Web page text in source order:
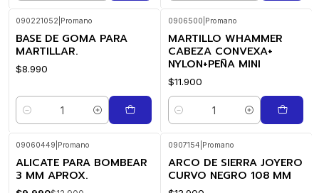
090221052 Promano
BASE DE GOMA PARA
MARTILLAR.
$8.990
Cantidad
0906500 Promano
MARTILLO WHAMMER
CABEZA CONVEXA+
NYLON+PEÑA MINI
$11.900
Cantidad
-23%
OFF
09060449 Promano
ALICATE PARA BOMBEAR
3 MM APROX.
0907154 Promano
ARCO DE SIERRA JOYERO
CURVO NEGRO 108 MM